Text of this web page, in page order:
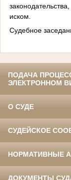
иском.
Судебное
ПОДАЧА
ЭЛЕКТРОННОМ
О СУДЕ
СУДЕЙСКОЕ
НОРМАТИВНЫЕ
ДОКУМЕНТЫ